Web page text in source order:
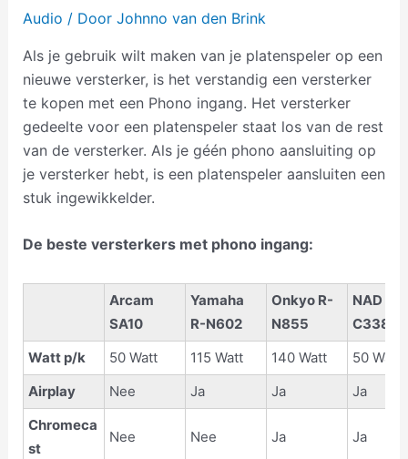
Audio / Door Johnno van den Brink
Als je gebruik wilt maken van je platenspeler op een
nieuwe versterker, is het verstandig een versterker
te kopen met een Phono ingang. Het versterker
gedeelte voor een platenspeler staat los van de rest
van de versterker. Als je géén phono aansluiting op
je versterker hebt, is een platenspeler aansluiten een
stuk ingewikkelder.
De beste versterkers met phono ingang:
Arcam
SA10
Yamaha
R-N602
Onkyo R-
N855
NAD
C338
Watt p/k
50 Watt 115 Watt 140 Watt
50 Watt
Airplay
Nee Ja Ja
Ja
Chromeca
st
Nee Nee Ja Ja